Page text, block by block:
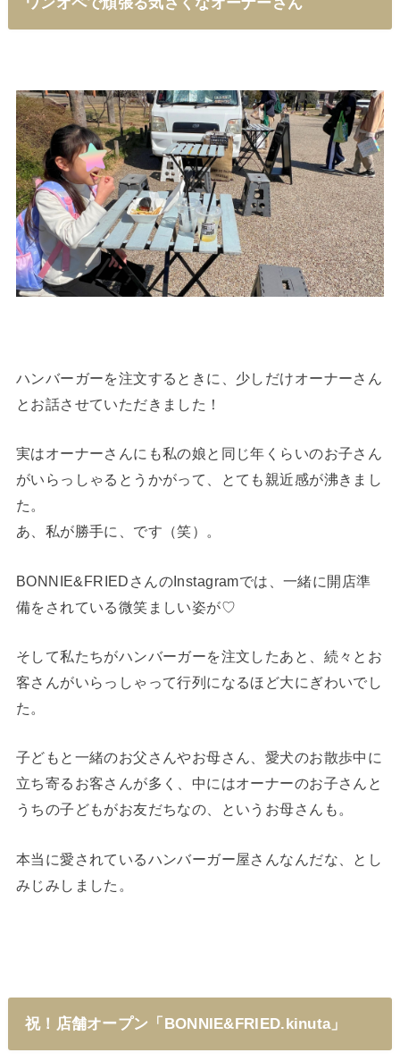
ハンバーガーを注文するときに、少しだけオーナーさん
とお話させていただきました！
実はオーナーさんにも私の娘と同じ年くらいのお子さん
がいらっしゃるとうかがって、とても親近感が沸きまし
た。
あ、私が勝手に、です（笑）。
BONNIE&FRIEDさんのInstagramでは、一緒に開店準
備をされている微笑ましい姿が♡
そして私たちがハンバーガーを注文したあと、続々とお
客さんがいらっしゃって行列になるほど大にぎわいでし
た。
子どもと一緒のお父さんやお母さん、愛犬のお散歩中に
立ち寄るお客さんが多く、中にはオーナーのお子さんと
うちの子どもがお友だちなの、というお母さんも。
本当に愛されているハンバーガー屋さんなんだな、とし
みじみしました。
祝！店舗オープン「BONNIE&FRIED.kinuta」